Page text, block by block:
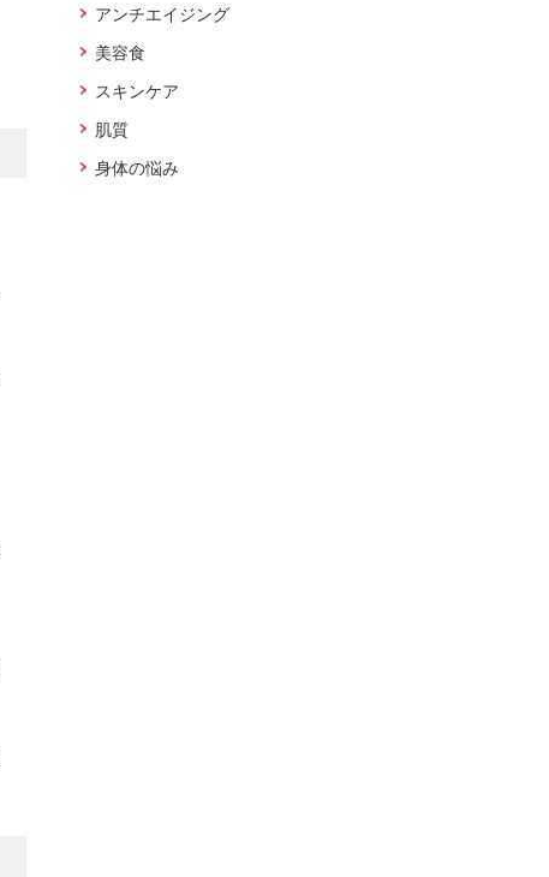
アンチエイジング
美容食
スキンケア
肌質
身体の悩み